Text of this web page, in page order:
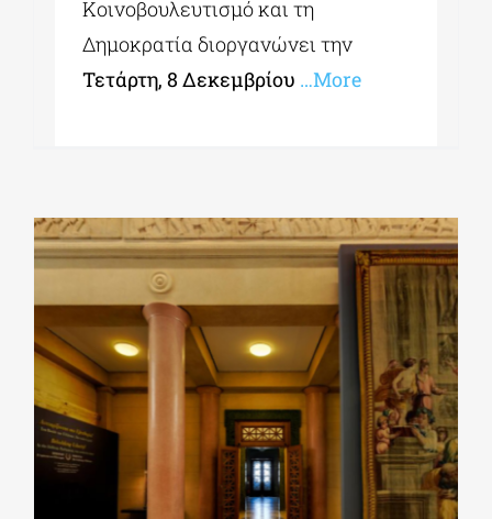
Κοινοβουλευτισμό και τη
Δημοκρατία διοργανώνει την
Τετάρτη, 8 Δεκεμβρίου …More